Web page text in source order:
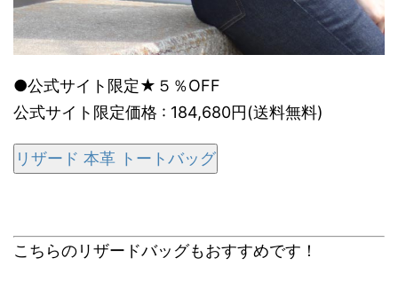
●公式サイト限定★５％OFF
公式サイト限定価格 : 184,680円(送料無料)
リザード 本革 トートバッグ
こちらのリザードバッグもおすすめです！